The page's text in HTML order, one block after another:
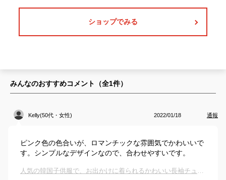
ショップでみる
みんなのおすすめコメント（全1件）
Kelly(50代・女性) 2022/01/18 通報
ピンク色の色合いが、ロマンチックな雰囲気でかわいいで
す。シンプルなデザインなので、合わせやすいです。
人気の韓国子供服で、お出かけに着られるかわいい長袖チュールワンピースのおすすめは？